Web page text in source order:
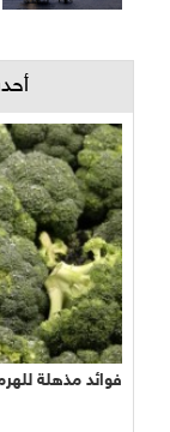
فوائد مذهلة